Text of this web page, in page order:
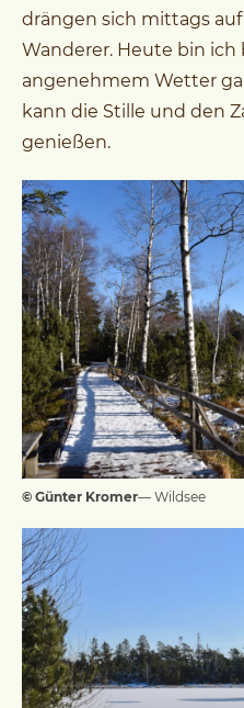
drängen sich mittags
Wanderer. Heute bin
angenehmem Wetter
kann die Stille und den
genießen.
© Günter Kromer— Wildsee